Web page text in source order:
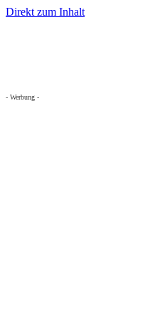
Direkt zum Inhalt
- Werbung -